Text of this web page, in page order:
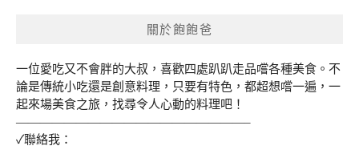
關於飽飽爸
一位愛吃又不會胖的大叔，喜歡四處趴趴走品嚐各種美食。不
論是傳統小吃還是創意料理，只要有特色，都超想嚐一遍，一
起來場美食之旅，找尋令人心動的料理吧！
———————————————————–
✓聯絡我：